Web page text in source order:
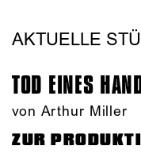
AKTUELLE
TOD EINES
von Arthur Miller
ZUR